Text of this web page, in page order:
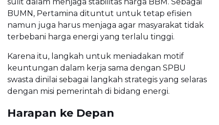
BUMN, Pertamina dituntut untuk tetap efisien
namun juga harus menjaga agar masyarakat tidak
terbebani harga energi yang terlalu tinggi.
Karena itu, langkah untuk meniadakan motif
keuntungan dalam kerja sama dengan SPBU
swasta dinilai sebagai langkah strategis yang selaras
dengan misi pemerintah di bidang energi.
Harapan ke Depan